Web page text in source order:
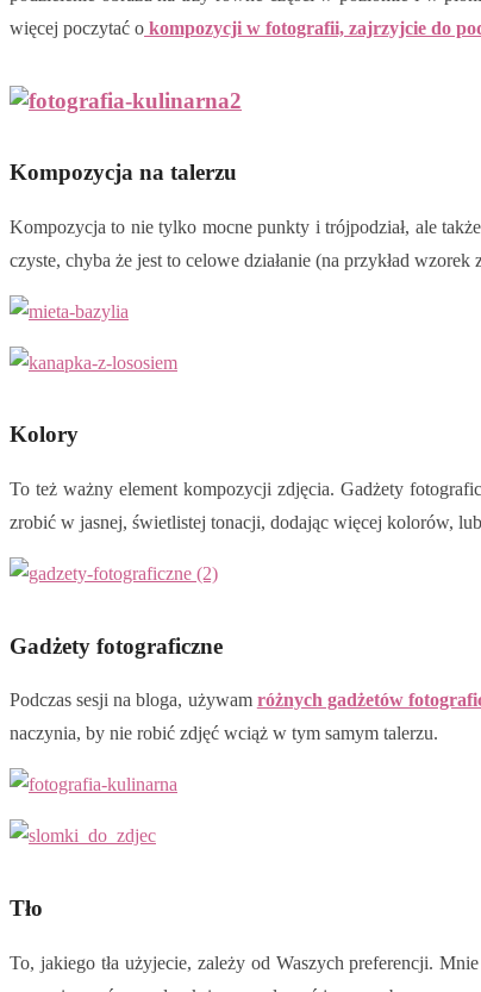
więcej poczytać o kompozycji w fotografii, zajrzyjcie do
Kompozycja na talerzu
Kompozycja to nie tylko mocne punkty i trójpodział, ale
czyste, chyba że jest to celowe działanie (na przykład
Kolory
To też ważny element kompozycji zdjęcia. Gadżety
zrobić w jasnej, świetlistej tonacji, dodając więcej kolorów,
Gadżety fotograficzne
Podczas sesji na bloga, używam różnych gadżetów
naczynia, by nie robić zdjęć wciąż w tym samym talerzu.
Tło
To, jakiego tła użyjecie, zależy od Waszych preferencji.